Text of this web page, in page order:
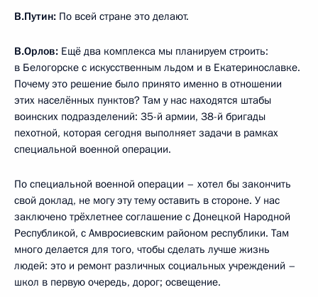
В.Путин: По всей стране это делают.
В.Орлов: Ещё два комплекса мы планируем строить:
в Белогорске с искусственным льдом и в Екатеринославке.
Почему это решение было принято именно в отношении
этих населённых пунктов? Там у нас находятся штабы
воинских подразделений: 35-й армии, 38-й бригады
пехотной, которая сегодня выполняет задачи в рамках
специальной военной операции.
По специальной военной операции – хотел бы закончить
свой доклад, не могу эту тему оставить в стороне. У нас
заключено трёхлетнее соглашение с Донецкой Народной
Республикой, с Амвросиевским районом республики. Там
много делается для того, чтобы сделать лучше жизнь
людей: это и ремонт различных социальных учреждений –
школ в первую очередь, дорог; освещение.